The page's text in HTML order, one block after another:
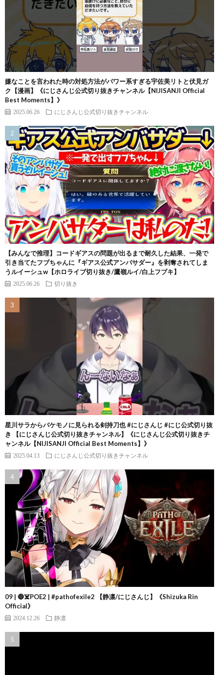
嫌なことを言われた時の対処方法がパワー系すぎる宇佐美リトと伏見ガ
ク【漫画】《にじさんじ公式切り抜きチャンネル【NIJISANJI Official
Best Moments】》
2025.06.26 にじさんじ公式切り抜きチャンネル
【みんなで推理】コードギアスの問題が出るまで耐久した結果、一発で
引き当てたフブちゃんに『ギアス公式アンバサダー』を剥奪されてしま
うルイーシュw【ホロライブ切り抜き/鷹嶺ルイ/白上フブキ】
2025.06.26 切り抜き
星川サラからバケモノに見られる剣持刀也 #にじさんじ #にじ公式切り抜
き 【にじさんじ公式切り抜きチャンネル】《にじさんじ公式切り抜きチ
ャンネル【NIJISANJI Official Best Moments】》
2025.04.13 にじさんじ公式切り抜きチャンネル
09 | 🔴☠️POE2 | #pathofexile2 【静凛/にじさんじ】《Shizuka Rin
Official》
2024.12.26 静凛